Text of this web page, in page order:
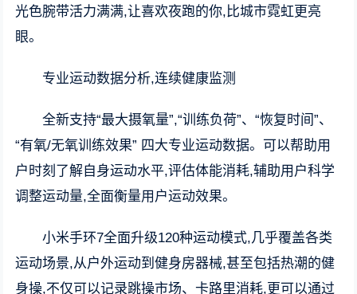
光色腕带活力满满,让喜欢夜跑的你,比城市霓虹更亮
眼。
专业运动数据分析,连续健康监测
全新支持“最大摄氧量”,“训练负荷”、“恢复时间”、
“有氧/无氧训练效果” 四大专业运动数据。可以帮助用
户时刻了解自身运动水平,评估体能消耗,辅助用户科学
调整运动量,全面衡量用户运动效果。
小米手环7全面升级120种运动模式,几乎覆盖各类
运动场景,从户外运动到健身房器械,甚至包括热潮的健
身操,不仅可以记录跳操市场、卡路里消耗,更可以通过